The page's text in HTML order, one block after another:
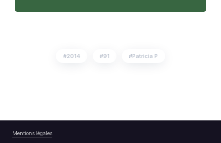
2014 91 Patricia P
Mentions légales